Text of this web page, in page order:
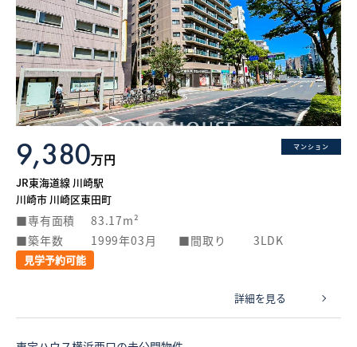
マンション
9,380万円
JR東海道線 川崎駅
川崎市 川崎区東田町
専有面積
83.17m²
築年数
1999年03月 間取り 3LDK
見学予約可能
詳細を見る